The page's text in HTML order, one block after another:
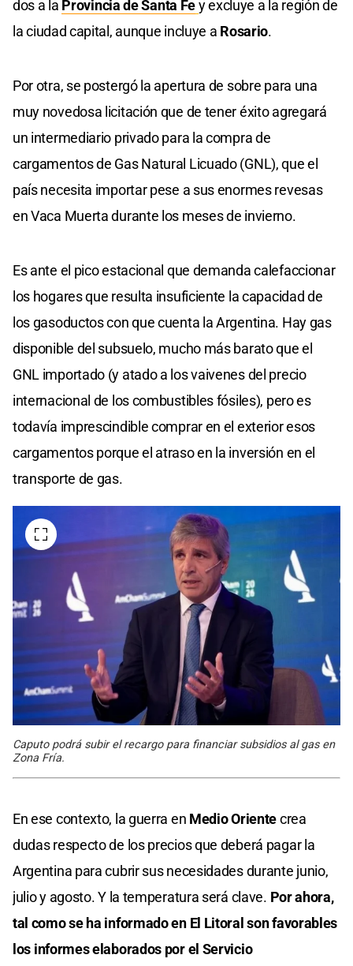
dos a la Provincia de Santa Fey excluye a la región de
la ciudad capital, aunque incluye a Rosario.
Por otra, se postergó la apertura de sobre para una
muy novedosa licitación que de tener éxito agregará
un intermediario privado para la compra de
cargamentos de Gas Natural Licuado (GNL), que el
país necesita importar pese a sus enormes revesas
en Vaca Muerta durante los meses de invierno.
Es ante el pico estacional que demanda calefaccionar
los hogares que resulta insuficiente la capacidad de
los gasoductos con que cuenta la Argentina. Hay gas
disponible del subsuelo, mucho más barato que el
GNL importado (y atado a los vaivenes del precio
internacional de los combustibles fósiles), pero es
todavía imprescindible comprar en el exterior esos
cargamentos porque el atraso en la inversión en el
transporte de gas.
Caputo podrá subir el recargo para financiar subsidios al gas en
Zona Fría.
En ese contexto, la guerra en Medio Orientecrea
dudas respecto de los precios que deberá pagar la
Argentina para cubrir sus necesidades durante junio,
julio y agosto. Y la temperatura será clave. Por ahora,
tal como se ha informado en El Litoral son favorables
los informes elaborados por el Servicio